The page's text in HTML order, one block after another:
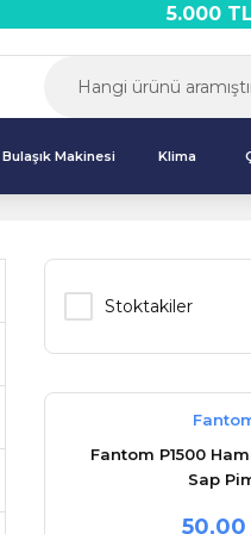
5.000 TL
Bulaşık Makinesi Klima
Stoktakiler
Fantom P1500
Sap
50,00